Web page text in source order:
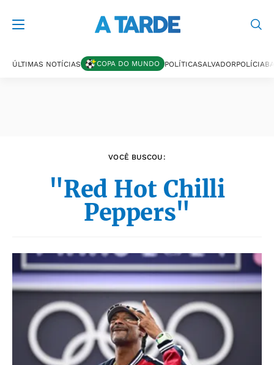
ÚLTIMAS NOTÍCIAS COPA DO MUNDO POLÍTICASALVADORPOLÍCIA
VOCÊ BUSCOU:
"Red Hot Chilli
Peppers"